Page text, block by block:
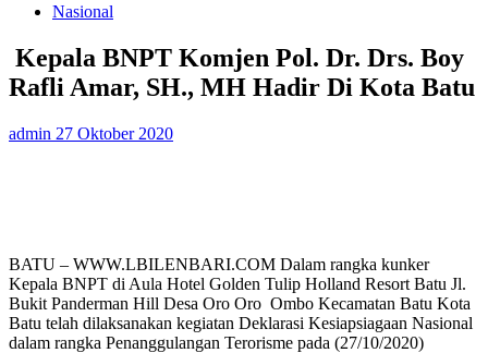
Nasional
Kepala BNPT Komjen Pol. Dr. Drs. Boy
Rafli Amar, SH., MH Hadir Di Kota Batu
admin 27 Oktober 2020
BATU – WWW.LBILENBARI.COM Dalam rangka kunker
Kepala BNPT di Aula Hotel Golden Tulip Holland Resort Batu Jl.
Bukit Panderman Hill Desa Oro Oro Ombo Kecamatan Batu Kota
Batu telah dilaksanakan kegiatan Deklarasi Kesiapsiagaan Nasional
dalam rangka Penanggulangan Terorisme pada (27/10/2020)